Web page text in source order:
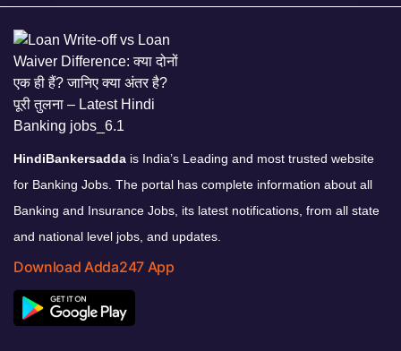
HindiBankersadda is India’s Leading and most trusted website
for Banking Jobs. The portal has complete information about all
Banking and Insurance Jobs, its latest notifications, from all state
and national level jobs, and updates.
Download Adda247 App